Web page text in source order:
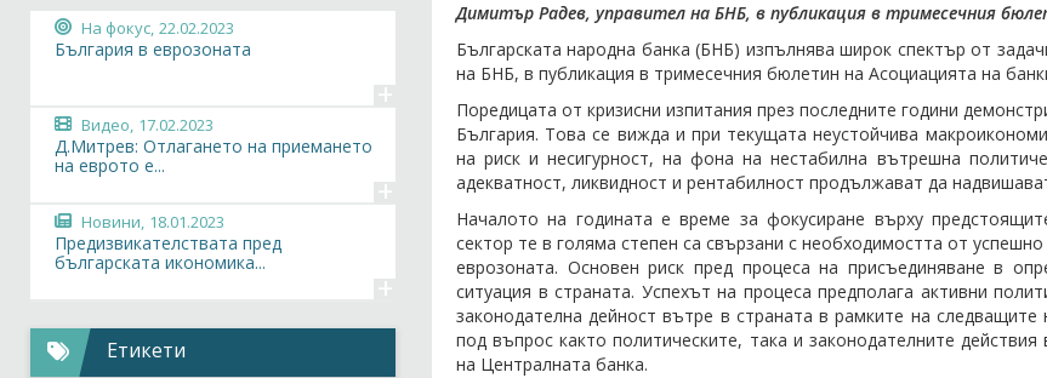
Димитър Радев, управител на БНБ, в публикация в тримесечния
Българската народна банка (БНБ) изпълнява широк спектър от
на БНБ, в публикация в тримесечния бюлетин на Асоциацията на
Поредицата от кризисни изпитания през последните години
България. Това се вижда и при текущата неустойчива
на риск и несигурност, на фона на нестабилна вътрешна
адекватност, ликвидност и рентабилност продължават да
Началото на годината е време за фокусиране върху
сектор те в голяма степен са свързани с необходимостта от
еврозоната. Основен риск пред процеса на присъединяване в
ситуация в страната. Успехът на процеса предполага активни
законодателна дейност вътре в страната в рамките на
под въпрос както политическите, така и законодателните
на Централната банка.
На фокус, 22.02.2023
България в еврозоната
+
Видео, 17.02.2023
Д.Митрев: Отлагането на приемането
на еврото е...
+
Новини, 18.01.2023
Предизвикателствата пред
българската икономика...
+
Етикети